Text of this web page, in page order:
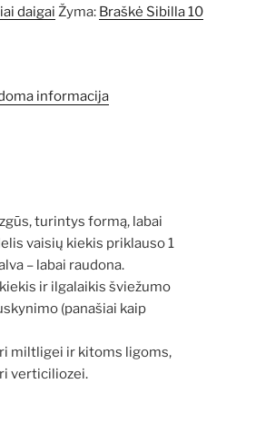
daigai Žyma: Braškė Sibilla 10
informacija
turintys formą, labai
vaisių kiekis priklauso 1
– labai raudona.
ir ilgalaikis šviežumo
(panašiai kaip
miltligei ir kitoms ligoms,
verticiliozei.